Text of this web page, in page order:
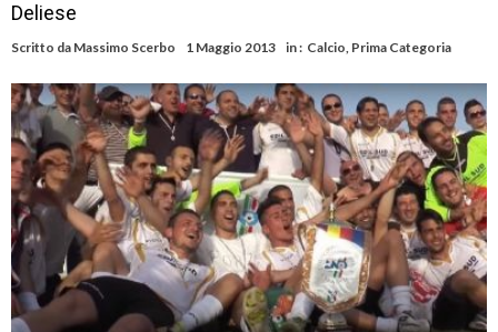
Deliese
Scritto da Massimo Scerbo 1 Maggio 2013 in : Calcio, Prima Categoria